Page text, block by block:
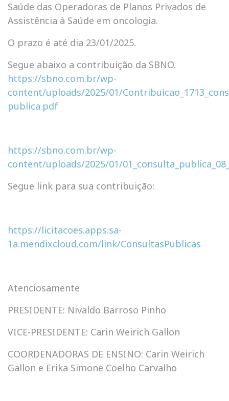
Saúde das Operadoras de Planos Privados de
Assistência à Saúde em oncologia.
O prazo é até dia 23/01/2025.
Segue abaixo a contribuição da SBNO.
https://sbno.com.br/wp-
content/uploads/2025/01/
publica.pdf
https://sbno.com.br/wp-
content/uploads/2025/01/
Segue link para sua contribuição:
https://licitacoes.apps.sa-
1a.mendixcloud.com/link/ConsultasPublicas
Atenciosamente
PRESIDENTE: Nivaldo Barroso Pinho
VICE-PRESIDENTE: Carin Weirich Gallon
COORDENADORAS DE ENSINO: Carin Weirich
Gallon e Erika Simone Coelho Carvalho